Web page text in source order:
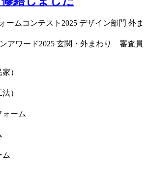
ームコンテスト2025 デザイン部門 外ま
アワード2025 玄関・外まわり 審査員
）
）
ォーム
ム